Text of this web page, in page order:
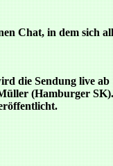
Chat, in dem sich
die Sendung live
(Hamburger